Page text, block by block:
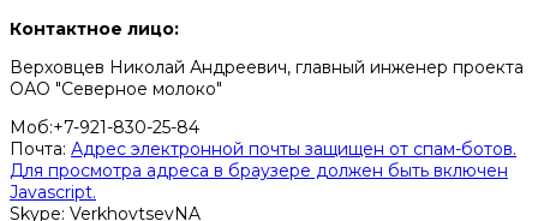
Контактное лицо:
Верховцев Николай Андреевич, главный инженер проекта
ОАО "Северное молоко"
Моб:+7-921-830-25-84
Почта: Адрес электронной почты защищен от спам-ботов.
Для просмотра адреса в браузере должен быть включен
Javascript.
Skype: VerkhovtsevNA